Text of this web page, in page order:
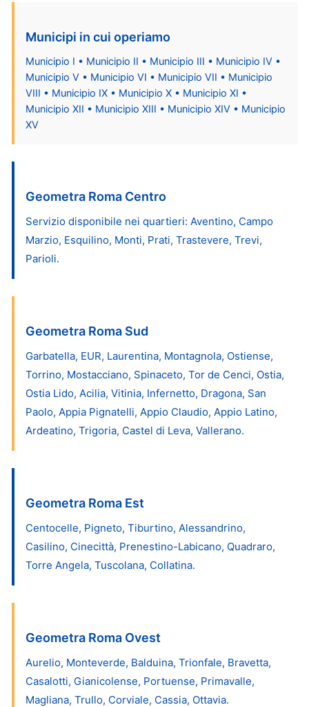
Municipi in cui operiamo
Municipio I • Municipio II • Municipio III • Municipio IV •
Municipio V • Municipio VI • Municipio VII • Municipio
VIII • Municipio IX • Municipio X • Municipio XI •
Municipio XII • Municipio XIII • Municipio XIV • Municipio
XV
Geometra Roma Centro
Servizio disponibile nei quartieri: Aventino, Campo
Marzio, Esquilino, Monti, Prati, Trastevere, Trevi,
Parioli.
Geometra Roma Sud
Garbatella, EUR, Laurentina, Montagnola, Ostiense,
Torrino, Mostacciano, Spinaceto, Tor de Cenci, Ostia,
Ostia Lido, Acilia, Vitinia, Infernetto, Dragona, San
Paolo, Appia Pignatelli, Appio Claudio, Appio Latino,
Ardeatino, Trigoria, Castel di Leva, Vallerano.
Geometra Roma Est
Centocelle, Pigneto, Tiburtino, Alessandrino,
Casilino, Cinecittà, Prenestino-Labicano, Quadraro,
Torre Angela, Tuscolana, Collatina.
Geometra Roma Ovest
Aurelio, Monteverde, Balduina, Trionfale, Bravetta,
Casalotti, Gianicolense, Portuense, Primavalle,
Magliana, Trullo, Corviale, Cassia, Ottavia.